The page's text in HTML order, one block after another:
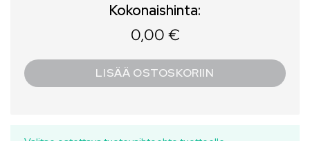
Kokonaishinta:
0,00 €
LISÄÄ OSTOSKORIIN